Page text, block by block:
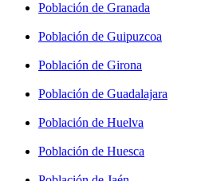
Población de Granada
Población de Guipuzcoa
Población de Girona
Población de Guadalajara
Población de Huelva
Población de Huesca